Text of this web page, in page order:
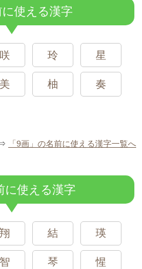
使える漢字
咲 玲 星
美 柚 奏
「9画」の名前に使える漢字一覧へ
に使える漢字
翔 結 瑛
智 琴 惺